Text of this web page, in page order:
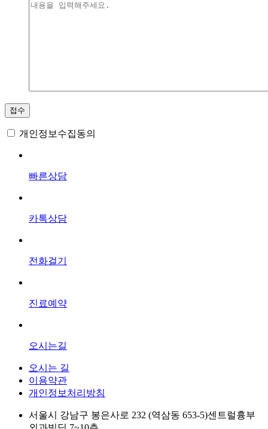
접수
개인정보수집동의
빠른상담
카톡상담
전화걸기
진료예약
오시는길
오시는 길
이용약관
개인정보처리방침
서울시 강남구 봉은사로 232 (역삼동 653-5)센트럴흉부